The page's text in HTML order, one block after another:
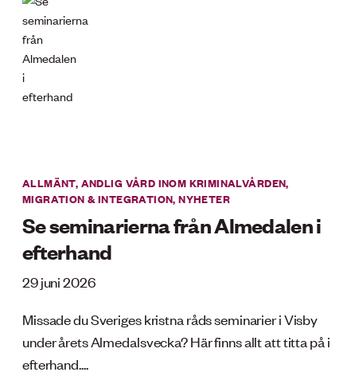
ALLMÄNT, ANDLIG VÅRD INOM KRIMINALVÅRDEN,
MIGRATION & INTEGRATION,NYHETER
Se seminarierna från Almedalen i
efterhand
29 juni 2026
Missade du Sveriges kristna råds seminarier i Visby
under årets Almedalsvecka? Här finns allt att titta på i
efterhand....